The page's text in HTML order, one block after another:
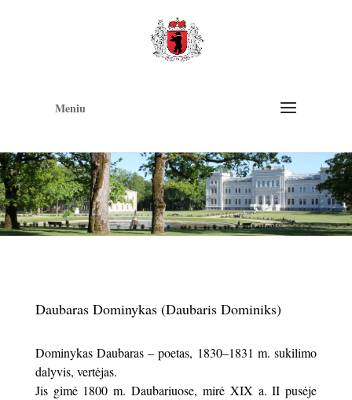
Meniu
Daubaras Dominykas (Daubaris Dominiks)
Dominykas Daubaras – poetas, 1830–1831 m. sukilimo
dalyvis, vertėjas.
Jis gimė 1800 m. Daubariuose, mirė XIX a. II pusėje